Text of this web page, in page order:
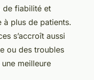
de fiabilité et
à plus de patients.
s’accroît aussi
ou des troubles
meilleure